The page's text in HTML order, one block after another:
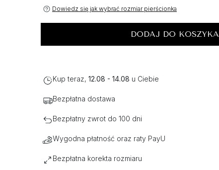
Dowiedz się jak wybrać rozmiar pierścionka
DODAJ DO KOSZYKA
Kup teraz, 12.08 - 14.08 u Ciebie
Bezpłatna dostawa
Bezpłatny zwrot do 100 dni
Wygodna płatność oraz raty PayU
Bezpłatna korekta rozmiaru